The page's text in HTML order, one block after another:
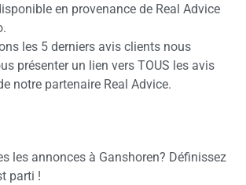
en provenance de Real Advice
les 5 derniers avis clients nous
présenter un lien vers TOUS les avis
notre partenaire Real Advice.
les annonces à Ganshoren? Définissez
parti !